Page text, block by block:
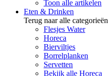
Toon alle artikelen
Eten & Drinken
Terug naar alle categorieën
Flesjes Water
Horeca
Bierviltjes
Borrelplanken
Servetten
Bekijk alle Horeca